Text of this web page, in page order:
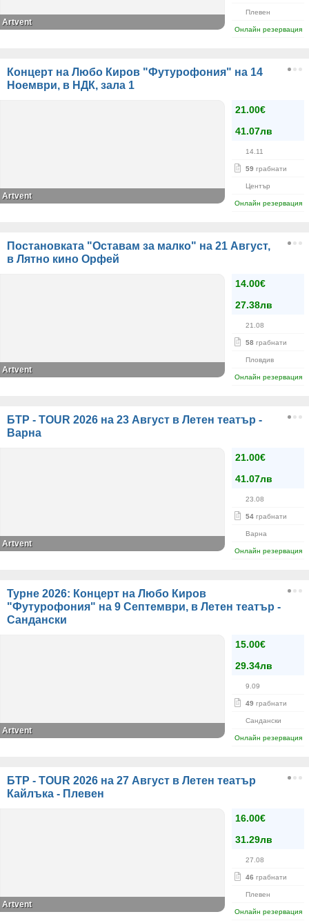
Плевен
Онлайн резервация
Artvent
Концерт на Любо Киров "Футурофония" на 14
Ноември, в НДК, зала 1
21.00€
41.07лв
14.11
59 грабнати
Център
Онлайн резервация
Artvent
Постановката "Оставам за малко" на 21 Август,
в Лятно кино Орфей
14.00€
27.38лв
21.08
58 грабнати
Пловдив
Онлайн резервация
Аrtvent
БТР - TOUR 2026 на 23 Август в Летен театър -
Варна
21.00€
41.07лв
23.08
54 грабнати
Варна
Онлайн резервация
Artvent
Турне 2026: Концерт на Любо Киров
"Футурофония" на 9 Септември, в Летен театър -
Сандански
15.00€
29.34лв
9.09
49 грабнати
Сандански
Онлайн резервация
Artvent
БТР - TOUR 2026 на 27 Август в Летен театър
Кайлъка - Плевен
16.00€
31.29лв
27.08
46 грабнати
Плевен
Онлайн резервация
Artvent